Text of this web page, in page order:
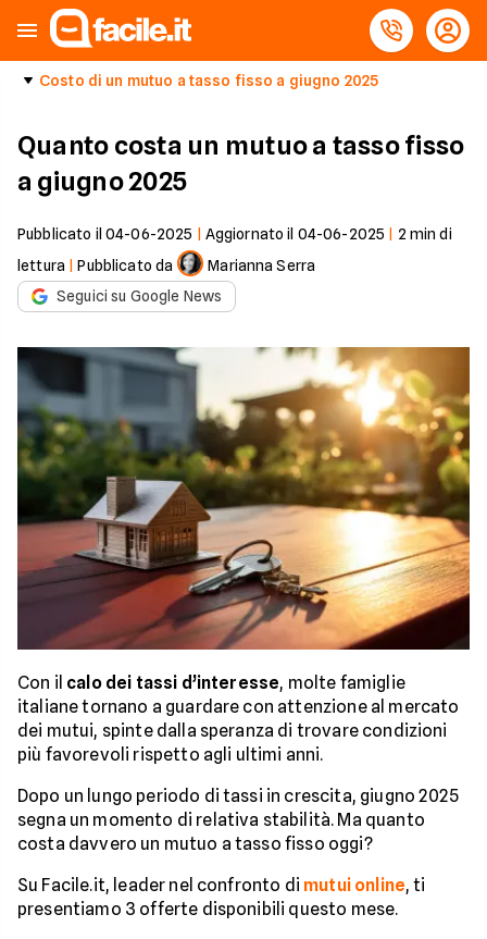
Costo di un mutuo a tasso fisso a giugno 2025
Quanto costa un mutuo a tasso fisso
a giugno 2025
Pubblicato il 04-06-2025 Aggiornato il 04-06-2025 2 min di
lettura |Pubblicato da
Marianna Serra
Seguici su Google News
Con il calo dei tassi d’interesse, molte famiglie
italiane tornano a guardare con attenzione al mercato
dei mutui, spinte dalla speranza di trovare condizioni
più favorevoli rispetto agli ultimi anni.
Dopo un lungo periodo di tassi in crescita, giugno 2025
segna un momento di relativa stabilità. Ma quanto
costa davvero un mutuo a tasso fisso oggi?
Su Facile.it, leader nel confronto di mutui online, ti
presentiamo 3 offerte disponibili questo mese.